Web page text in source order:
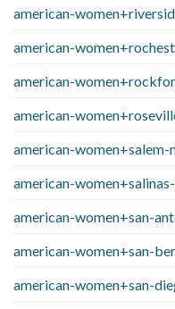
american-
american-
american-
american-
american-women+salem-
american-
american-women+san-
american-women+san-
american-women+san-